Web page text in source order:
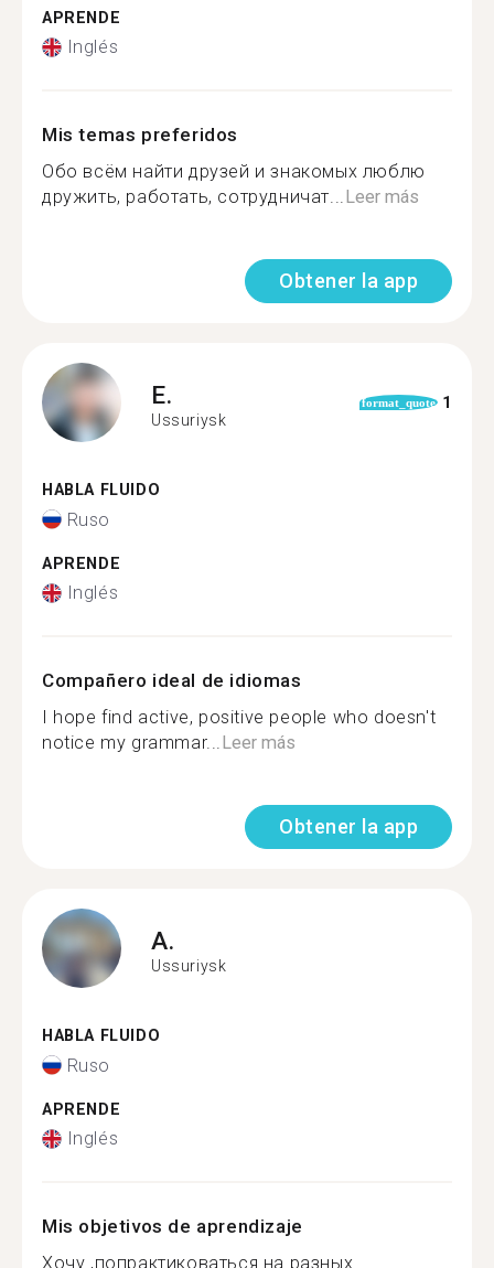
APRENDE
Inglés
Mis temas preferidos
Обо всём найти друзей и знакомых люблю
дружить, работать, сотрудничат...Leer más
Obtener la app
E.
Ussuriysk
format_quote 1
HABLA FLUIDO
Ruso
APRENDE
Inglés
Compañero ideal de idiomas
I hope find active, positive people who doesn't
notice my grammar...Leer más
Obtener la app
A.
Ussuriysk
HABLA FLUIDO
Ruso
APRENDE
Inglés
Mis objetivos de aprendizaje
Хочу ,попрактиковаться на разных